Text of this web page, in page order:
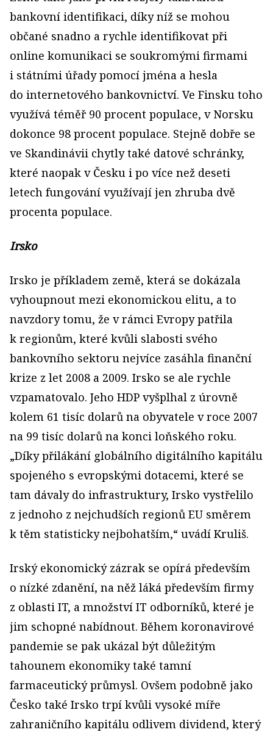
bankovní identifikaci, díky níž se mohou
občané snadno a rychle identifikovat při
online komunikaci se soukromými firmami
i státními úřady pomocí jména a hesla
do internetového bankovnictví. Ve Finsku toho
využívá téměř 90 procent populace, v Norsku
dokonce 98 procent populace. Stejně dobře se
ve Skandinávii chytly také datové schránky,
které naopak v Česku i po více než deseti
letech fungování využívají jen zhruba dvě
procenta populace.
Irsko
Irsko je příkladem země, která se dokázala
vyhoupnout mezi ekonomickou elitu, a to
navzdory tomu, že v rámci Evropy patřila
k regionům, které kvůli slabosti svého
bankovního sektoru nejvíce zasáhla finanční
krize z let 2008 a 2009. Irsko se ale rychle
vzpamatovalo. Jeho HDP vyšplhal z úrovně
kolem 61 tisíc dolarů na obyvatele v roce 2007
na 99 tisíc dolarů na konci loňského roku.
„Díky přilákání globálního digitálního kapitálu
spojeného s evropskými dotacemi, které se
tam dávaly do infrastruktury, Irsko vystřelilo
z jednoho z nejchudších regionů EU směrem
k těm statisticky nejbohatším,“ uvádí Kruliš.
Irský ekonomický zázrak se opírá především
o nízké zdanění, na něž láká především firmy
z oblasti IT, a množství IT odborníků, které je
jim schopné nabídnout. Během koronavirové
pandemie se pak ukázal být důležitým
tahounem ekonomiky také tamní
farmaceutický průmysl. Ovšem podobně jako
Česko také Irsko trpí kvůli vysoké míře
zahraničního kapitálu odlivem dividend, který